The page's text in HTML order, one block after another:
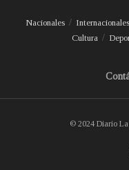
Nacionales Internacionales
Cultura
© 2024 Diario